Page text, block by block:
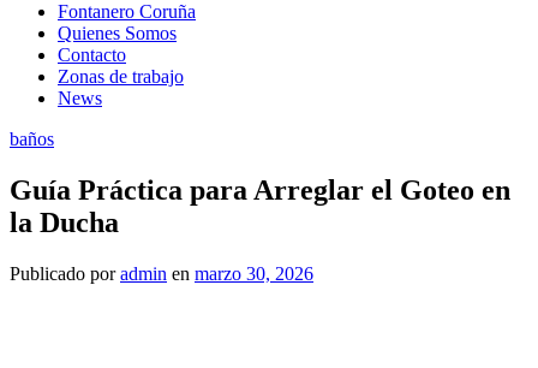
Fontanero Coruña
Quienes Somos
Contacto
Zonas de trabajo
News
baños
Guía Práctica para Arreglar el Goteo en
la Ducha
Publicado poradmin en marzo 30, 2026